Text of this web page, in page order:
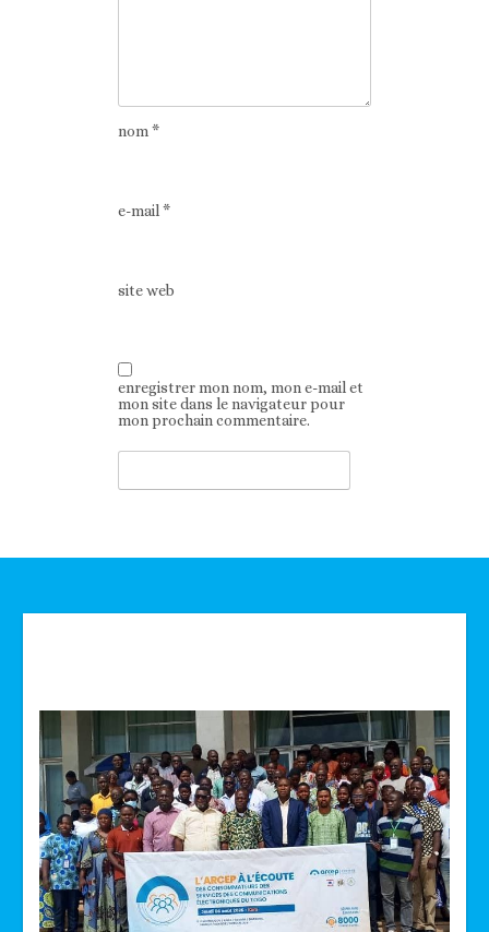
nom*
e-mail*
site web
enregistrer mon nom, mon e-mail et
mon site dans le navigateur pour
mon prochain commentaire.